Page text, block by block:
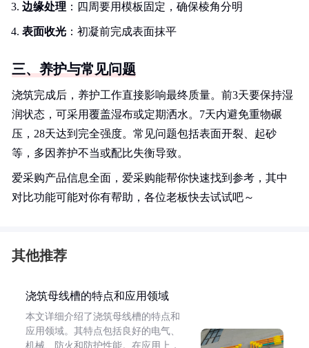
边缘处理 ：四周要用模板固定，确保棱角分明
表面收光 ：初凝前完成表面抹平
三、养护与常见问题
浇筑完成后，养护工作直接影响最终质量。前3天要保持湿
润状态，可采用覆盖湿布或定期洒水。7天内避免重物碾
压，28天达到完全强度。常见问题包括表面开裂、起砂
等，多因养护不当或配比失衡导致。
爱采购产品信息全面，爱采购能帮你快速找到参考，其中
对比功能可能对你有帮助，各位老板快去试试吧～
其他推荐
浇筑母线槽的特点和应用领域
本文详细介绍了浇筑母线槽的特点和
应用领域。其特点包括良好的电气、
机械、防火和防护性能。在应用上，